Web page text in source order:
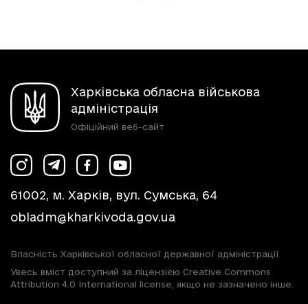
Харківська обласна військова
адміністрація
Офіційний веб-сайт
61002, м. Харків, вул. Сумська, 64
obladm@kharkivoda.gov.ua
Власність Харківської обласної державної адміністрації
Увесь вміст доступний за ліцензією Creative Commons
Attribution 4.0 International license, якщо не зазначено інше.